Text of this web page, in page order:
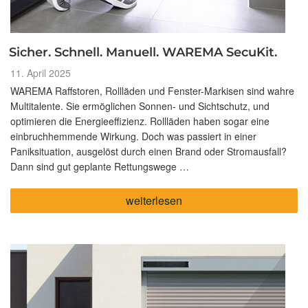
Sicher. Schnell. Manuell. WAREMA SecuKit.
Veröffentlicht
am
11. April 2025
WAREMA Raffstoren, Rollläden und Fenster-Markisen sind wahre
Multitalente. Sie ermöglichen Sonnen- und Sichtschutz, und
optimieren die Energieeffizienz. Rollläden haben sogar eine
einbruchhemmende Wirkung. Doch was passiert in einer
Paniksituation, ausgelöst durch einen Brand oder Stromausfall?
Dann sind gut geplante Rettungswege …
„Sicher.
Schnell.
SecuKit.“
weiterlesen